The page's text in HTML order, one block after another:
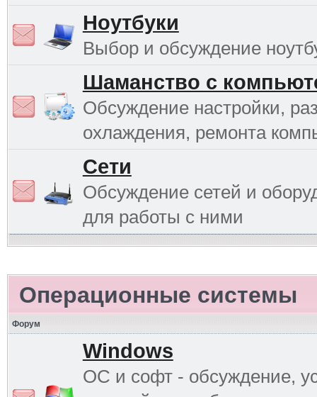
Ноутбуки
Выбор и обсуждение
Шаманство с
Обсуждение настройки,
охлаждения, ремонта
Сети
Обсуждение сетей и
для работы с ними
Операционные системы
Форум
Windows
ОС и софт - обсуждение,